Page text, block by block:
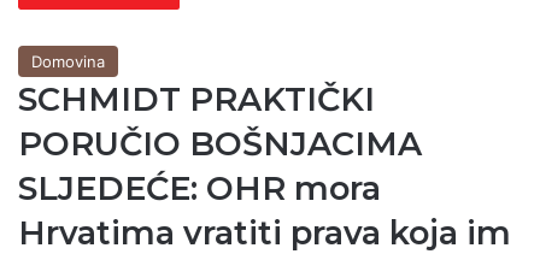
Domovina
SCHMIDT PRAKTIČKI
PORUČIO BOŠNJACIMA
SLJEDEĆE: OHR mora
Hrvatima vratiti prava koja im